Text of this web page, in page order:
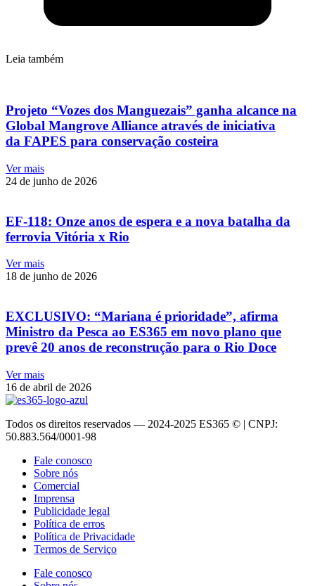
Leia também
Projeto “Vozes dos Manguezais” ganha alcance na
Global Mangrove Alliance através de iniciativa
da FAPES para conservação costeira
Ver mais
24 de junho de 2026
EF-118: Onze anos de espera e a nova batalha da
ferrovia Vitória x Rio
Ver mais
18 de junho de 2026
EXCLUSIVO: “Mariana é prioridade”, afirma
Ministro da Pesca ao ES365 em novo plano que
prevê 20 anos de reconstrução para o Rio Doce
Ver mais
16 de abril de 2026
Todos os direitos reservados — 2024-2025 ES365 © | CNPJ:
50.883.564/0001-98
Fale conosco
Sobre nós
Comercial
Imprensa
Publicidade legal
Política de erros
Política de Privacidade
Termos de Serviço
Fale conosco